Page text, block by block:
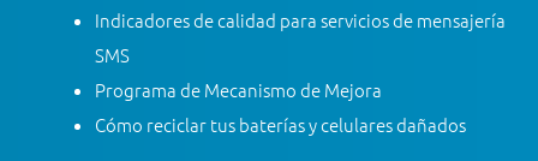
Indicadores de calidad para servicios de mensajería
SMS
Programa de Mecanismo de Mejora
Cómo reciclar tus baterías y celulares dañados